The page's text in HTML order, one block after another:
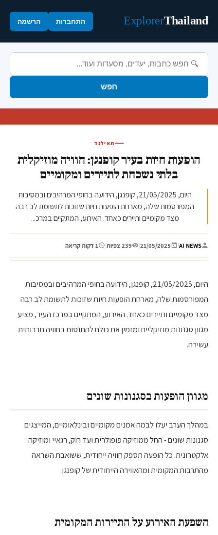
Thailand
Explorer התחברות הרשמה
חפש
תאילנד
הופעות חיות בעיר קופנגן: חוויה מוזיקלית
בלתי נשכחת לתיירים ומקומיים
היום, 21/05/2025, קופנגן, הידועה בחופי המרהיבים ובמסיבות
המפורסמות שלה, מארחת הופעות חיות שזוכות לתשומת לב רבה
מצד מקומיים ותיירים כאחד. האירוע, המתקיים במרכ...
AI NEWS
|
21/05/2025
| 239 צפיות | 1 דקות קריאה
היום, 21/05/2025, קופנגן, הידועה בחופי המרהיבים ובמסיבות
המפורסמות שלה, מארחת הופעות חיות שזוכות לתשומת לב רבה
מצד מקומיים ותיירים כאחד. האירוע, המתקיים במרכז העיר, מציע
מגוון סגנונות מוזיקליים ומזמין את כולם להתנסות בחוויה תרבותית
עשירה.
מגוון הופעות בסגנונות שונים
במהלך הערב יעלו לבמה אמנים מקומיים ובינלאומיים, המייצגים
סגנונות שונים - החל ממוזיקה פופולרית ועד רוק, רגאיי ומוזיקה
אלקטרונית. כל הופעה תספק חוויה ייחודית, ששואבת השראה
מהתרבות המקומית ומהאווירה הייחודית של קופנגן.
השפעת האירוע על התיירות המקומית